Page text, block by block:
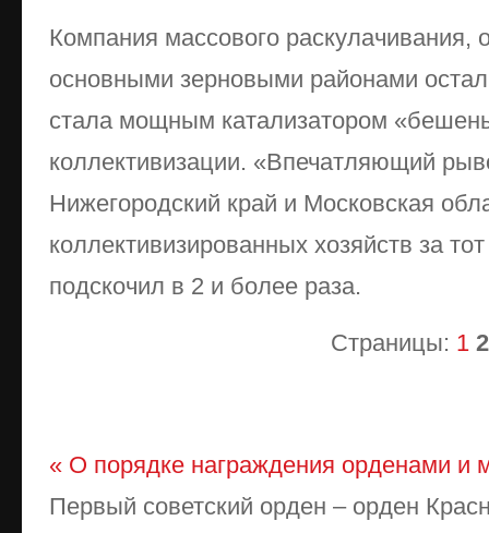
Компания массового раскулачивания,
основными зерновыми районами
стала мощным катализатором
коллективизации. «Впечатляющий
Нижегородский край и Московская
коллективизированных хозяйств за
подскочил в 2 и более раза.
Страницы: 1 2
« О порядке награждения орденами
Первый советский орден – орден